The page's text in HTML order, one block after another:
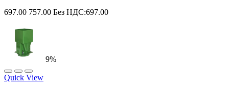
697.00 757.00 Без НДС:697.00
9%
Quick View